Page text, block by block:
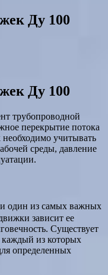
Ду 100
Ду 100
трубопроводной
перекрытие потока
учитывать
среды, давление
один из самых важных
зависит ее
Существует
каждый из которых
определенных